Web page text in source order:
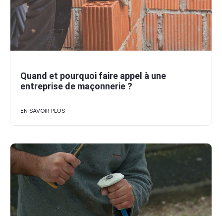
Quand et pourquoi faire appel à une
entreprise de maçonnerie ?
EN SAVOIR PLUS